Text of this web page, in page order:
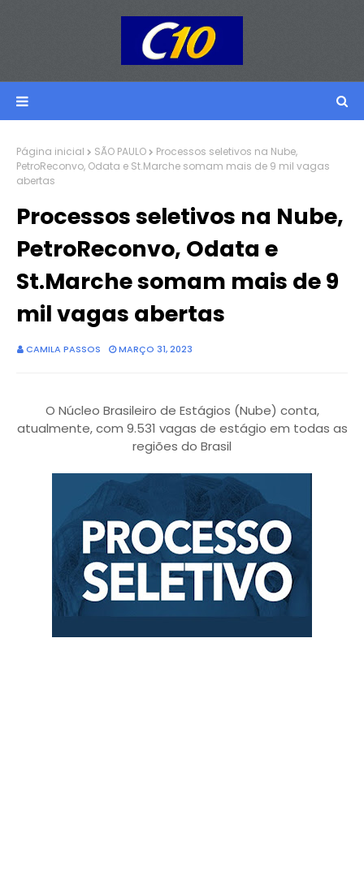
Página inicial SÃO PAULO
Processos seletivos na Nube,
PetroReconvo, Odata e St.Marche somam mais de 9 mil vagas
abertas
Processos seletivos na Nube,
PetroReconvo, Odata e
St.Marche somam mais de 9
mil vagas abertas
CAMILA PASSOS MARÇO 31, 2023
O Núcleo Brasileiro de Estágios (Nube) conta,
atualmente, com 9.531 vagas de estágio em todas as
regiões do Brasil